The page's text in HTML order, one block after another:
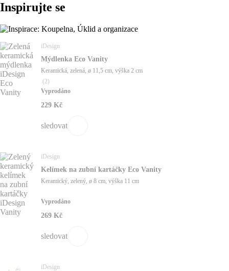
Inspirujte se
iDesign
Mýdlenka Eco Vanity
Keramická, zelená, ø 11,5 cm, výška 2 cm
(2)
Vyprodáno
229 Kč
sledovat
iDesign
Kelímek na zubní kartáčky Eco Vanity
Keramický, zelený, ø 8 cm, výška 11 cm
Vyprodáno
269 Kč
sledovat
iDesign